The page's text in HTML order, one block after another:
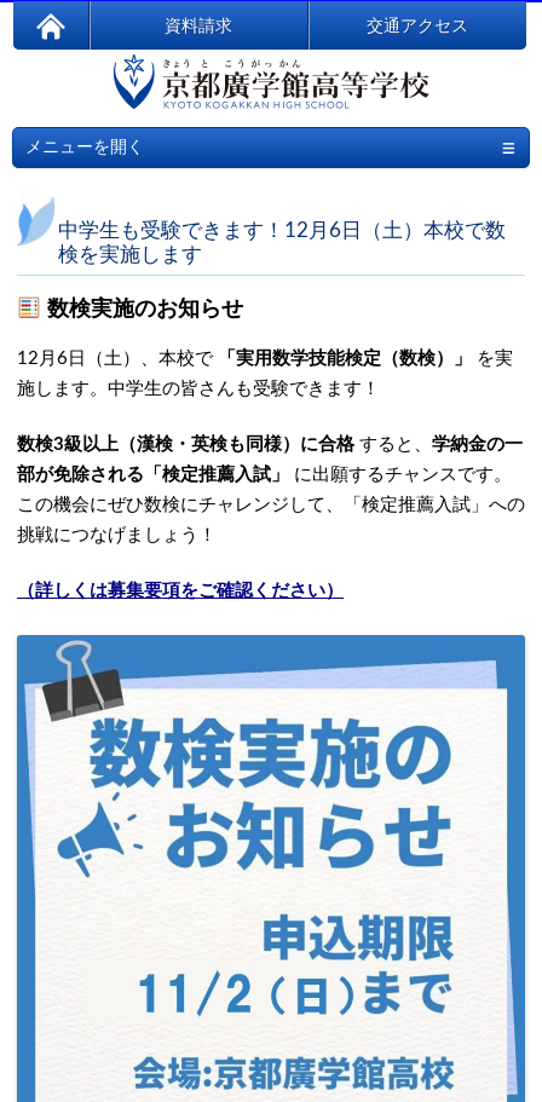
資料請求 交通アクセス
メニューを開く ≡
中学生も受験できます！12月6日（土）本校で数
検を実施します
数検実施のお知らせ
12月6日（土）、本校で 「実用数学技能検定（数検）」
を実
施します。中学生の皆さんも受験できます！
数検3級以上（漢検・英検も同様）に合格 すると、 学納金の一
部が免除される「検定推薦入試」
に出願するチャンスです。
この機会にぜひ数検にチャレンジして、「検定推薦入試」への
挑戦につなげましょう！
（詳しくは募集要項をご確認ください）